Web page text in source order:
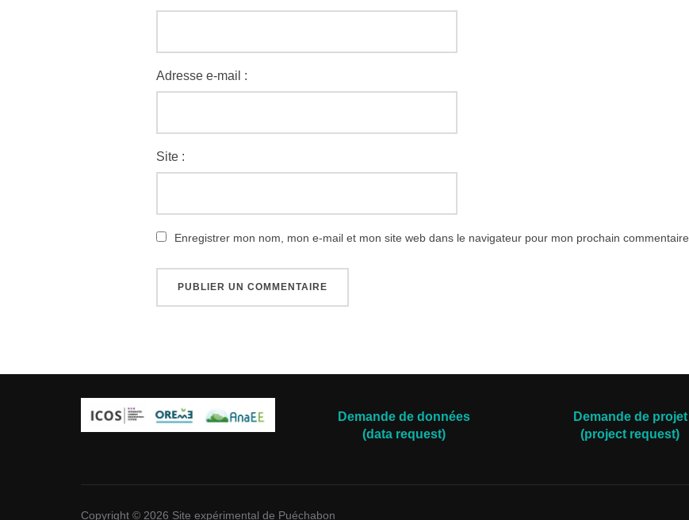
Adresse e-mail :
Site :
Enregistrer mon nom, mon e-mail et mon site web dans le navigateur pour mon prochain commentaire.
Demande de données
(data request)
Demande de projet
(project request)
Copyright © 2026 Site expérimental de Puéchabon